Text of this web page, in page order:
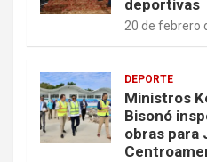
deportivas
20 de febrero
DEPORTE
Ministros
Bisonó
obras para